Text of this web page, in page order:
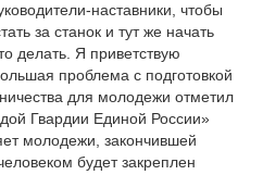
наставники, чтобы
за станок и тут же начать
делать. Я приветствую
проблема с подготовкой
для молодежи отметил
Гвардии Единой России»
молодежи, закончившей
будет закреплен